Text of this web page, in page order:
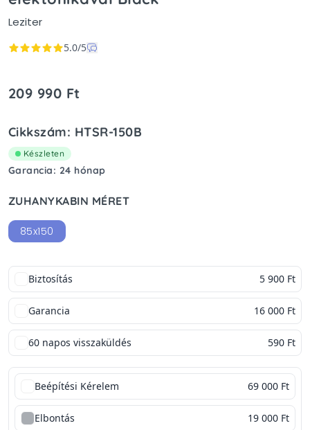
Leziter
5.0/5
209 990 Ft
Cikkszám: HTSR-150B
Készleten
Garancia: 24 hónap
ZUHANYKABIN MÉRET
85x150
Biztosítás 5 900 Ft
Garancia 16 000 Ft
60 napos visszaküldés 590 Ft
Beépítési Kérelem 69 000 Ft
Elbontás 19 000 Ft